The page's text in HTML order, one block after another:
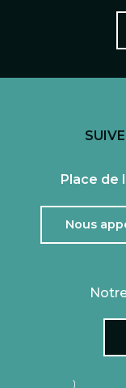
Place de
Nous